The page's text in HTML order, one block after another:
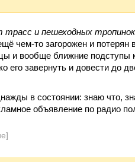
трасс и пешеходных
чем-то загорожен и
и вообще ближние
его завернуть и довести до
в состоянии: знаю что,
объявление по радио